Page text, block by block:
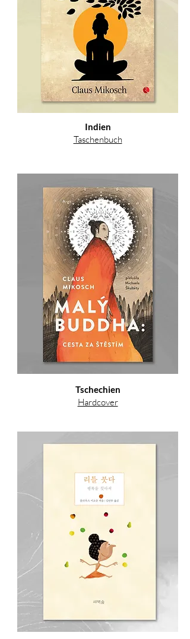
Indien
Taschenbuch
Tschechien
Hardcover